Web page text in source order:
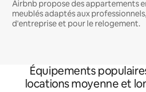
Airbnb propose des appartements
meublés adaptés aux
d'entreprise et pour le relogement.
Équipements
locations moyenne et